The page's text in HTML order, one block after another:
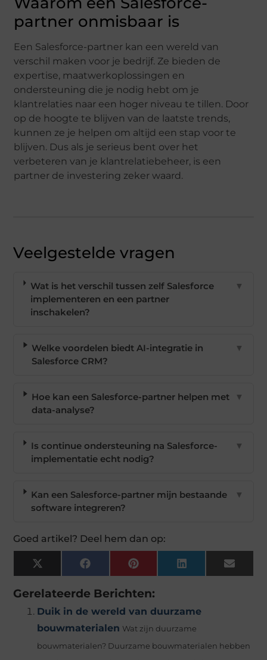
partner onmisbaar is
Een Salesforce-partner kan een wereld van
verschil maken voor je bedrijf. Ze bieden de
expertise, maatwerkoplossingen en
ondersteuning die je nodig hebt om je
klantrelaties naar een hoger niveau te tillen. Door
op de hoogte te blijven van de laatste trends,
kunnen ze je helpen om altijd een stap voor te
blijven. Dus als je serieus bent over het
verbeteren van je klantrelatiebeheer, is een
partner de investering zeker waard.
Veelgestelde vragen
Wat is het verschil tussen zelf Salesforce
implementeren en een partner
inschakelen?
▼
Welke voordelen biedt AI-integratie in
Salesforce CRM?
▼
Hoe kan een Salesforce-partner helpen met
data-analyse?
▼
Is continue ondersteuning na Salesforce-
implementatie echt nodig?
▼
Kan een Salesforce-partner mijn bestaande
software integreren?
▼
Goed artikel? Deel hem dan op:
X
(Twitter)
FacebookPinterest LinkedIn Email
Gerelateerde Berichten:
Duik in de wereld van duurzame
bouwmaterialen Wat zijn duurzame
bouwmaterialen? Duurzame bouwmaterialen hebben